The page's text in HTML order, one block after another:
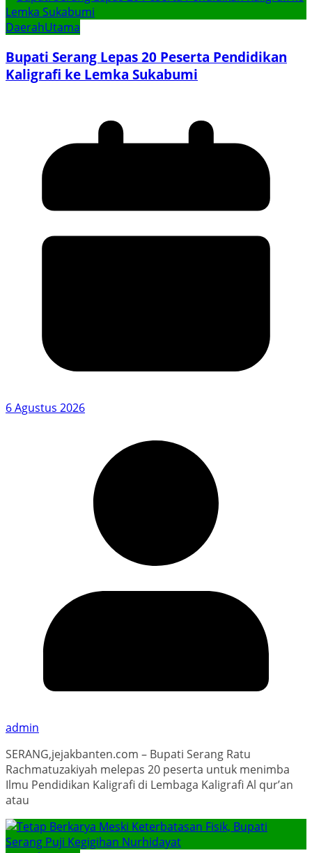
DaerahUtama
Bupati Serang Lepas 20 Peserta Pendidikan
Kaligrafi ke Lemka Sukabumi
6 Agustus 2026
admin
SERANG,jejakbanten.com – Bupati Serang Ratu
Rachmatuzakiyah melepas 20 peserta untuk menimba
Ilmu Pendidikan Kaligrafi di Lembaga Kaligrafi Al qur’an
atau